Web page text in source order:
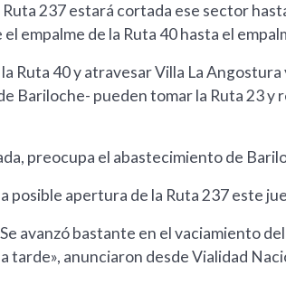
237 estará cortada ese sector
empalme de la Ruta 40 hasta el
Ruta 40 y atravesar Villa La
Bariloche- pueden tomar la Ruta 23 y
preocupa el abastecimiento de
posible apertura de la Ruta 237 este
avanzó bastante en el vaciamiento
tarde», anunciaron desde Vialidad